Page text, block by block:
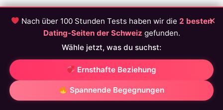
Ehrlich gesagt funktioniert das
ziemlich gut. Die Navigation ist
flüssig, die Seiten laden schnell und
Sie können fast alles tun, was Sie
auch auf einem Computer tun
würden. Nachrichten senden, Profile
ansehen, Ihre Einstellungen ändern …
alles ist da.
Nach über 100 Stunden Tests haben wir die2 besten
Dating-Seiten der Schweiz gefunden.
Wähle jetzt, was du suchst:
Ernsthafte Beziehung
Spannende Begegnungen
×